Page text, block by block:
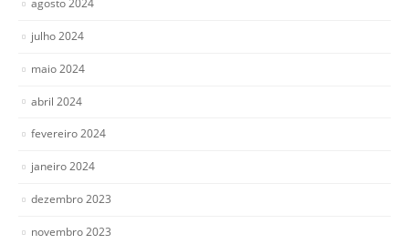
agosto 2024
julho 2024
maio 2024
abril 2024
fevereiro 2024
janeiro 2024
dezembro 2023
novembro 2023